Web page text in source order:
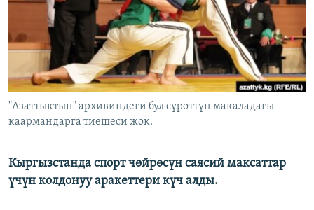
ЫҢГАЙСЫЗ СУРООЛОР
ЭЕ/АРнун бардык сайттары
"Азаттыктын" архивиндеги бул сүрөттүн макаладагы
каармандарга тиешеси жок.
Кыргызстанда спорт чөйрөсүн саясий максаттар
үчүн колдонуу аракеттери күч алды.